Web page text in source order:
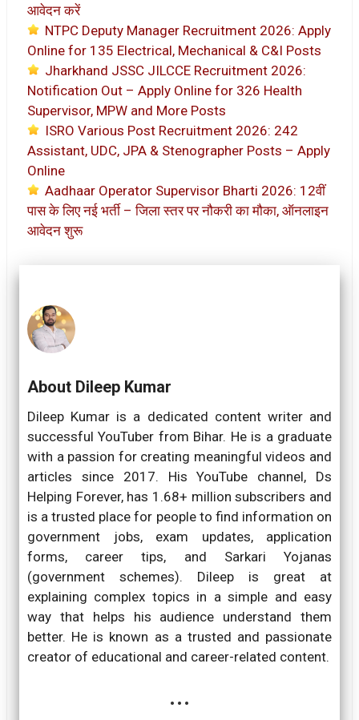
आवेदन करें
NTPC Deputy Manager Recruitment 2026: Apply
Online for 135 Electrical, Mechanical & C&I Posts
Jharkhand JSSC JILCCE Recruitment 2026:
Notification Out – Apply Online for 326 Health
Supervisor, MPW and More Posts
ISRO Various Post Recruitment 2026: 242
Assistant, UDC, JPA & Stenographer Posts – Apply
Online
Aadhaar Operator Supervisor Bharti 2026: 12वीं
पास के लिए नई भर्ती – जिला स्तर पर नौकरी का मौका, ऑनलाइन
आवेदन शुरू
About Dileep Kumar
Dileep Kumar is a dedicated content writer and
successful YouTuber from Bihar. He is a graduate
with a passion for creating meaningful videos and
articles since 2017. His YouTube channel, Ds
Helping Forever, has 1.68+ million subscribers and
is a trusted place for people to find information on
government jobs, exam updates, application
forms, career tips, and Sarkari Yojanas
(government schemes). Dileep is great at
explaining complex topics in a simple and easy
way that helps his audience understand them
better. He is known as a trusted and passionate
creator of educational and career-related content.
...